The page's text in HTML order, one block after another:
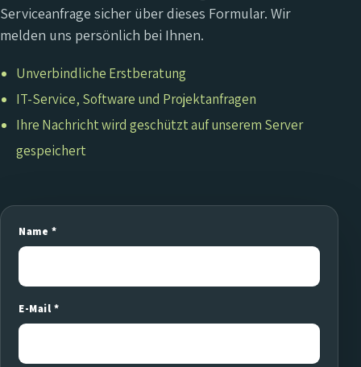
Serviceanfrage sicher über dieses Formular. Wir
melden uns persönlich bei Ihnen.
Unverbindliche Erstberatung
IT-Service, Software und Projektanfragen
Ihre Nachricht wird geschützt auf unserem Server
gespeichert
Name *
E-Mail *